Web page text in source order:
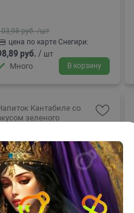
руб. /шт
цена по карте Снегири:
руб. / шт
Много В корзину
Кантабиле со
зеленого
( 0 )